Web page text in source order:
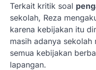
Terkait kritik soal
sekolah, Reza
karena kebijakan itu
masih adanya sekolah
semua kebijakan
lapangan.